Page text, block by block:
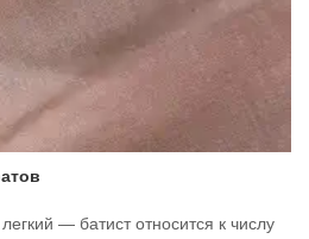
— батист относится к числу